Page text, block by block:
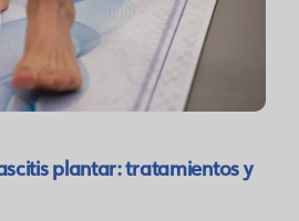
plantar: tratamientos y